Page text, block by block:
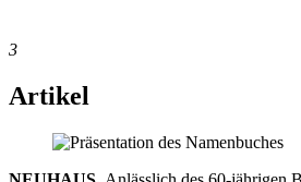
3
Artikel